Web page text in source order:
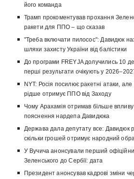
його команда
Трамп прокоментував прохання
ракети для ППО – що сказав
"Треба включати пилосос": Давидюк
шляхи захисту України від балістики
До програми FREYJA долучились 10
перші результати очікують у
NYT: Росія посилює ракетні атаки, але
рідше отримує ППО від Заходу
Чому Арахамія отримав більше
пояснення нардепа Давидюка
Держава дала депутату все: Давидюк
скільки грошей отримує народний
У Вучича анонсували перший
Зеленського до Сербії: дата
Президент анонсував кадрові зміни